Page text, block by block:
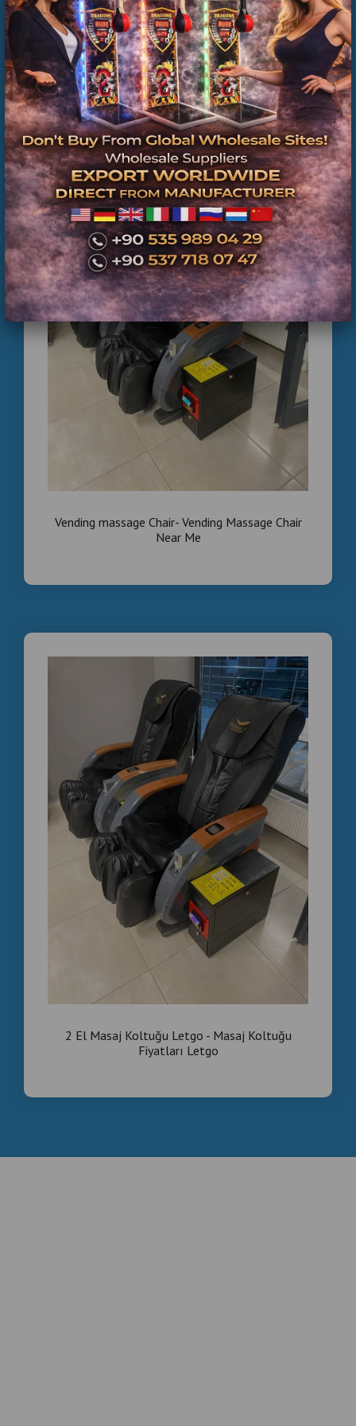
En Kaliteli Masaj Koltuğu Fiyatları 2. El Satış
Alım Tamir Servisi İstanbul
Vending massage Chair- Vending Massage Chair
Near Me
2 El Masaj Koltuğu Letgo - Masaj Koltuğu
Fiyatları Letgo